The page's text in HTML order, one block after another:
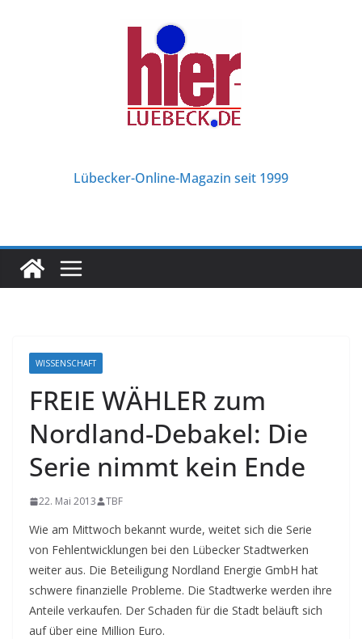
Lübecker-Online-Magazin seit 1999
WISSENSCHAFT
FREIE WÄHLER zum
Nordland-Debakel: Die
Serie nimmt kein Ende
22. Mai 2013 TBF
Wie am Mittwoch bekannt wurde, weitet sich die Serie
von Fehlentwicklungen bei den Lübecker Stadtwerken
weiter aus. Die Beteiligung Nordland Energie GmbH hat
schwere finanzielle Probleme. Die Stadtwerke werden ihre
Anteile verkaufen. Der Schaden für die Stadt beläuft sich
auf über eine Million Euro.